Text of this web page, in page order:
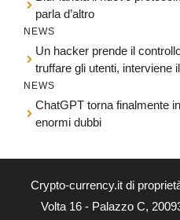
parla d’altro
NEWS
Un hacker prende il
truffare gli utenti, interviene
NEWS
ChatGPT torna finalmente
enormi dubbi
Crypto-currency.it di
Volta 16 - Palazzo C,